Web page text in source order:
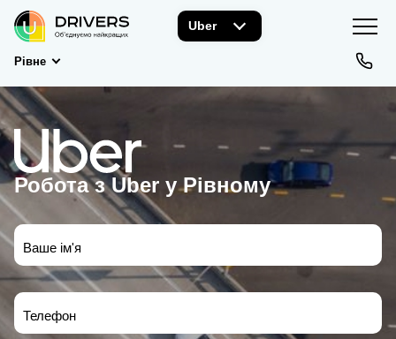
Uber
Рівне
Робота з Uber у Рівному
Ваше ім'я
Телефон